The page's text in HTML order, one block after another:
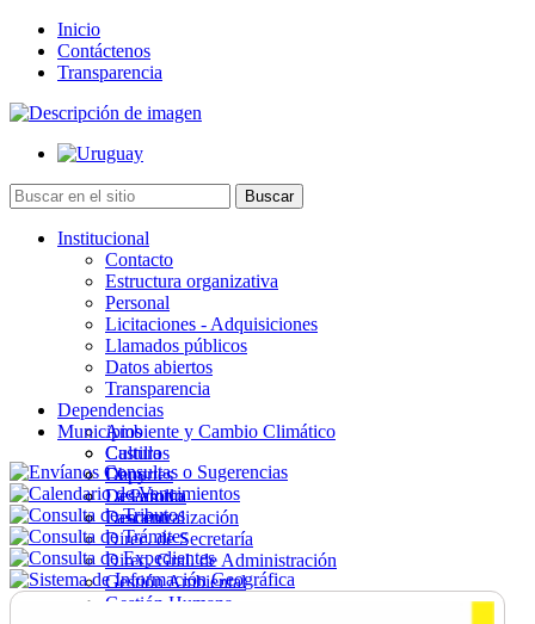
Inicio
Contáctenos
Transparencia
Institucional
Contacto
Estructura organizativa
Personal
Licitaciones - Adquisiciones
Llamados públicos
Datos abiertos
Transparencia
Dependencias
Ambiente y Cambio Climático
Cultura
Deportes
Desarrollo
Descentralización
Direc. de Secretaría
Direc. Gral. de Administración
Gestión Ambiental
Gestión Humana
Municipios
Castillos
Chuy
La Paloma
Lascano